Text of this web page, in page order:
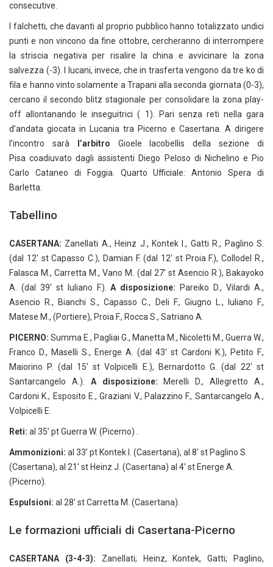
consecutive.
I falchetti, che davanti al proprio pubblico hanno totalizzato undici
punti e non vincono da fine ottobre, cercheranno di interrompere
la striscia negativa per risalire la china e avvicinare la zona
salvezza (-3). I lucani, invece, che in trasferta vengono da tre ko di
fila e hanno vinto solamente a Trapani alla seconda giornata (0-3),
cercano il secondo blitz stagionale per consolidare la zona play-
off allontanando le inseguitrici ( 1). Pari senza reti nella gara
d’andata giocata in Lucania tra Picerno e Casertana. A dirigere
l’incontro sarà
l’arbitro Gioele Iacobellis della sezione di
Pisa coadiuvato dagli assistenti Diego Peloso di Nichelino e Pio
Carlo Cataneo di Foggia. Quarto Ufficiale: Antonio Spera di
Barletta.
Tabellino
CASERTANA: Zanellati A., Heinz J., Kontek I., Gatti R., Paglino S.
(dal 12′ st Capasso C.), Damian F. (dal 12′ st Proia F.), Collodel R.,
Falasca M., Carretta M., Vano M. (dal 27′ st Asencio R.), Bakayoko
A. (dal 39′ st Iuliano F.).A disposizione: Pareiko D., Vilardi A.,
Asencio R., Bianchi S., Capasso C., Deli F., Giugno L., Iuliano F.,
Matese M., (Portiere), Proia F., Rocca S., Satriano A.
PICERNO: Summa E., Pagliai G., Manetta M., Nicoletti M., Guerra W.,
Franco D., Maselli S., Energe A. (dal 43′ st Cardoni K.), Petito F.,
Maiorino P. (dal 15′ st Volpicelli E.), Bernardotto G. (dal 22′ st
Santarcangelo A.). A disposizione: Merelli D., Allegretto A.,
Cardoni K., Esposito E., Graziani V., Palazzino F., Santarcangelo A.,
Volpicelli E.
Reti: al 35′ pt Guerra W. (Picerno) .
Ammonizioni: al 33′ pt Kontek I. (Casertana), al 8′ st Paglino S.
(Casertana), al 21′ st Heinz J. (Casertana) al 4′ st Energe A.
(Picerno).
Espulsioni: al 28′ st Carretta M. (Casertana).
Le formazioni ufficiali di Casertana-Picerno
CASERTANA (3-4-3): Zanellati; Heinz, Kontek, Gatti; Paglino,